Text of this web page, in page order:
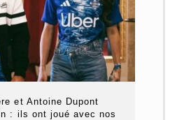
et Antoine Dupont
: ils ont joué avec nos